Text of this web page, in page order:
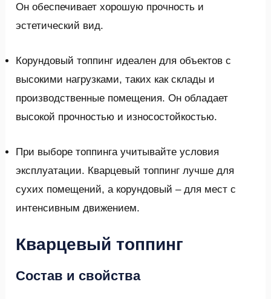
Он обеспечивает хорошую прочность и
эстетический вид.
Корундовый топпинг идеален для объектов с
высокими нагрузками, таких как склады и
производственные помещения. Он обладает
высокой прочностью и износостойкостью.
При выборе топпинга учитывайте условия
эксплуатации. Кварцевый топпинг лучше для
сухих помещений, а корундовый – для мест с
интенсивным движением.
Кварцевый топпинг
Состав и свойства